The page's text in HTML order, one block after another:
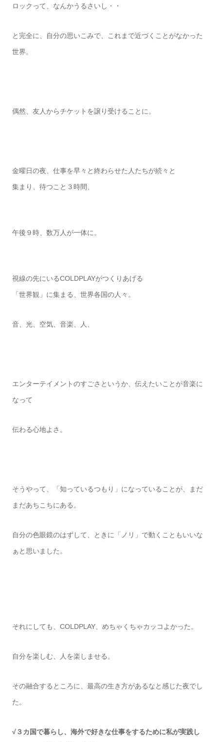
ロックって、なんかうるさいし・・
と完全に、自分の思いこみで、これまで近づくことがなかった
世界。
偶然、友人からチケットを譲り受けることに。
金曜日の夜、仕事を早々と終わらせた人たちが続々と
集まり、待つこと３時間、
午後９時、数万人が一体に。
視線の先にいるCOLDPLAYがつくりあげる
「世界観」に集まる、世界各国の人々。
音、光、空気、音楽、人、
エンターテイメントのすごさというか、伝えたいことが音楽に
なって
伝わる心地よさ。
そうやって、「知っているつもり」になっていることが、まだ
まだあちこちにある。
自分の色眼鏡のはずして、ときに「ノリ」で動くこともいいな
ぁと思いました。
それにしても、COLDPLAY、めちゃくちゃカッコよかった。
自分を楽しむ、人を楽しませる。
その融合するところに、最高の生き方があるなと感じた夜でし
た。
√３カ国で暮らし、海外で好きな仕事をするために私が実践し